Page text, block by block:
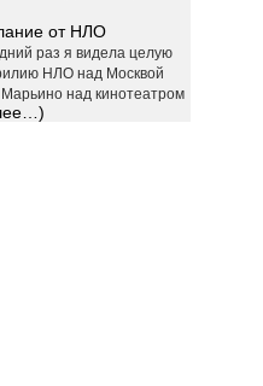
от НЛО
раз я видела целую
НЛО над Москвой
над кинотеатром